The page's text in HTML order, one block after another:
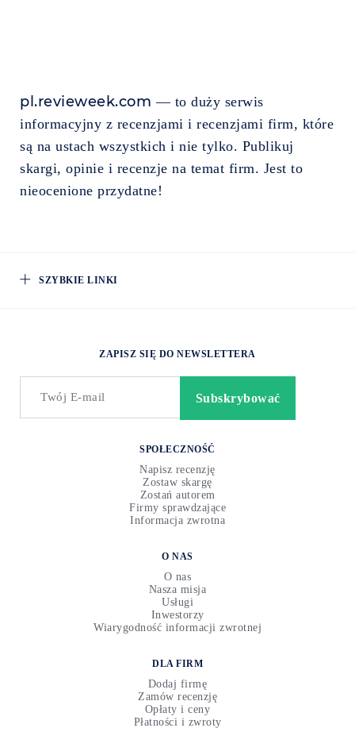
pl.revieweek.com — to duży serwis
informacyjny z recenzjami i recenzjami firm, które
są na ustach wszystkich i nie tylko. Publikuj
skargi, opinie i recenzje na temat firm. Jest to
nieocenione przydatne!
SZYBKIE LINKI
SPOŁECZNOŚĆ
Napisz recenzję
Zostaw skargę
Zostań autorem
Firmy sprawdzające
Informacja zwrotna
O NAS
O nas
Nasza misja
Usługi
Inwestorzy
Wiarygodność informacji zwrotnej
DLA FIRM
Dodaj firmę
Zamów recenzję
Opłaty i ceny
Płatności i zwroty
ZAPISZ SIĘ DO NEWSLETTERA